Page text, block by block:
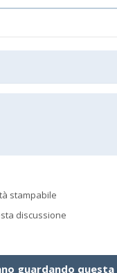
stampabile
discussione
guardando questa